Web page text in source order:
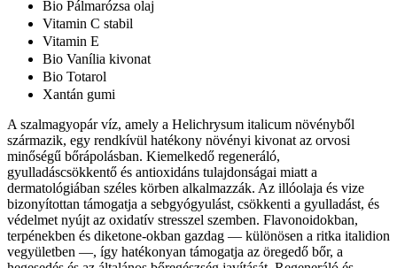
Bio Pálmarózsa olaj
Vitamin C stabil
Vitamin E
Bio Vanília kivonat
Bio Totarol
Xantán gumi
A szalmagyopár víz, amely a Helichrysum italicum növényből
származik, egy rendkívül hatékony növényi kivonat az orvosi
minőségű bőrápolásban. Kiemelkedő regeneráló,
gyulladáscsökkentő és antioxidáns tulajdonságai miatt a
dermatológiában széles körben alkalmazzák. Az illóolaja és vize
bizonyítottan támogatja a sebgyógyulást, csökkenti a gyulladást, és
védelmet nyújt az oxidatív stresszel szemben. Flavonoidokban,
terpénekben és diketone-okban gazdag — különösen a ritka italidion
vegyületben —, így hatékonyan támogatja az öregedő bőr, a